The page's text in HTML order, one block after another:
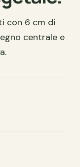
con 6 cm di
centrale e